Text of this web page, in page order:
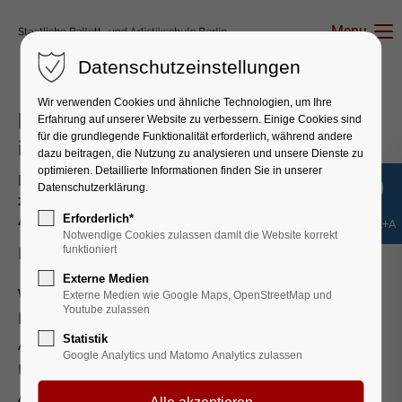
Menu
Bewerbungsverfahren für den Einstieg
in die 11. Klasse
Informationen und Anforderungen für den Zugang
zur Berufsfachschule an der Staatlichen
Artistenschule Berlin:
Liebe Interessierte,
wir freuen uns über das Interesse an der
Berufsfachschule der Staatlichen
Artistenschule Berlin.
Unsere Schule bietet eine einzigartige
Ausbildung für angehende Artistinnen und
Shift+Alt+A
Datenschutzeinstellungen
Wir verwenden Cookies und ähnliche Technologien, um Ihre
Erfahrung auf unserer Website zu verbessern. Einige Cookies sind
für die grundlegende Funktionalität erforderlich, während andere
dazu beitragen, die Nutzung zu analysieren und unsere Dienste zu
optimieren. Detaillierte Informationen finden Sie in unserer
Datenschutzerklärung.
Erforderlich*
Notwendige Cookies zulassen damit die Website korrekt
funktioniert
Externe Medien
Externe Medien wie Google Maps, OpenStreetMap und
Youtube zulassen
Statistik
Google Analytics und Matomo Analytics zulassen